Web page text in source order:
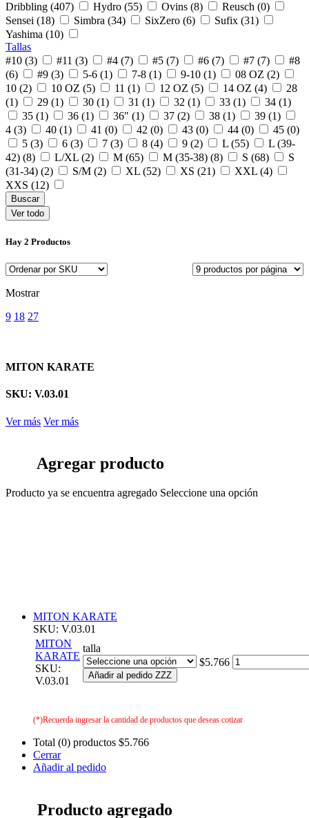
Dribbling (407)
Hydro (55) Ovins (8)
Reusch (0)
Sensei (18)
Simbra (34) SixZero (6)
Sufix (31)
Yashima (10)
Tallas
#10 (3)
#11 (3) #4 (7) #5 (7) #6 (7) #7 (7)
#8
(6)
#9 (3) 5-6 (1) 7-8 (1) 9-10 (1)
08 OZ (2)
10 (2)
10 OZ (5) 11 (1) 12 OZ (5) 14 OZ (4)
28
(1)
29 (1) 30 (1) 31 (1) 32 (1) 33 (1)
34 (1)
35 (1)
36 (1) 36" (1) 37 (2) 38 (1)
39 (1)
4 (3)
40 (1) 41 (0) 42 (0) 43 (0) 44 (0)
45 (0)
5 (3)
6 (3) 7 (3) 8 (4) 9 (2) L (55)
L (39-
42) (8)
L/XL (2) M (65) M (35-38) (8) S (68)
S
(31-34) (2)
S/M (2) XL (52) XS (21)
XXL (4)
XXS (12)
Ver todo
Hay 2 Productos
Mostrar
9 18 27
MITON KARATE
SKU: V.03.01
Ver más Ver más
Agregar producto
Producto ya se encuentra agregado Seleccione una opción
MITON KARATE
SKU: V.03.01
MITON
KARATE
SKU:
V.03.01
talla
Añadir al pedido ZZZ
$5.766
(*)Recuerda ingresar la cantidad de productos que deseas cotizar
Total (0) productos $5.766
Cerrar
Añadir al pedido
Producto agregado